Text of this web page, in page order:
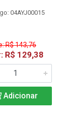
04AYJ00015
R$ 143,76
R$ 129,38
Adicionar